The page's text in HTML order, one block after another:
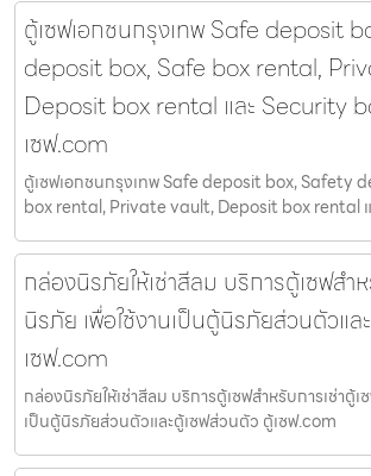
ตู้เซฟเอกชนกรุงเทพ Safe deposit
deposit box, Safe box rental,
Deposit box rental และ Security
เซฟ.com
ตู้เซฟเอกชนกรุงเทพ Safe deposit box, Safety
box rental, Private vault, Deposit box rental
กล่องนิรภัยให้เช่าสีลม บริการตู้เซฟสำ
นิรภัย เพื่อใช้งานเป็นตู้นิรภัยส่วนตัวแ
เซฟ.com
กล่องนิรภัยให้เช่าสีลม บริการตู้เซฟสำหรับการเช่าตู้เ
เป็นตู้นิรภัยส่วนตัวและตู้เซฟส่วนตัว ตู้เซฟ.com